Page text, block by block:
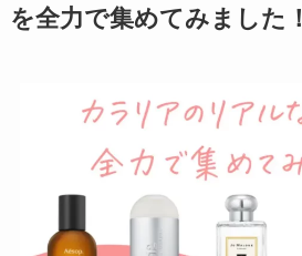
を全力で集めてみました！